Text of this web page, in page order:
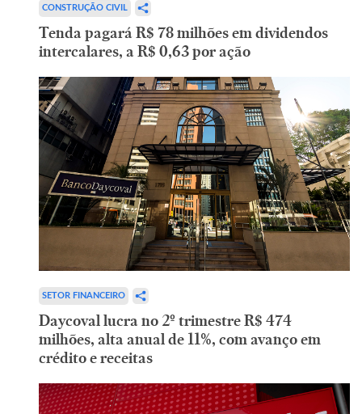
CONSTRUÇÃO CIVIL
Tenda pagará R$ 78 milhões em dividendos
intercalares, a R$ 0,63 por ação
SETOR FINANCEIRO
Daycoval lucra no 2º trimestre R$ 474
milhões, alta anual de 11%, com avanço em
crédito e receitas